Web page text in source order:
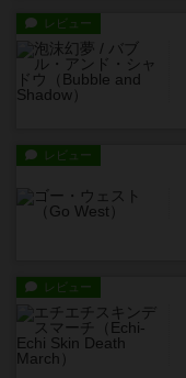
レビュー
レビュー
レビュー